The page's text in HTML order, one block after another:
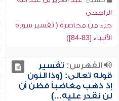
الراجحي
جزء من محاضرة ( تفسير سورة
الأنبياء [83-84])
الفهرس: تفسير
قوله تعالى: (وذا النون
إذ ذهب مغاضباً فظن أن
لن نقدر عليه...)